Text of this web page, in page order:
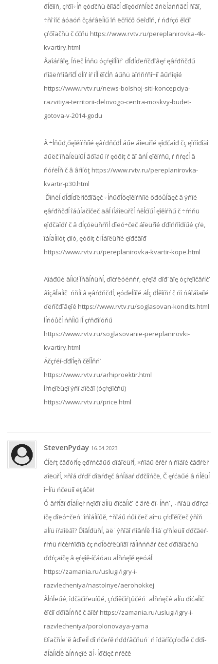
đĺěîíň, çŕőî÷ĺň ęóďčňü ěíîăčĺ ďîęóďŕňĺëč âńëĺäńňâčĺ ňîăî,
÷ňî îíč áóäóň čçáŕâëĺíű îň ëčříčő őëîďîň, ŕ ńđŕçó ěîćíî
çŕőîäčňü č ćčňü https://www.rvtv.ru/pereplanirovka-4k-
kvartiry.html
Âäîáŕâîę, ĺńëč ĺńňü óçŕęîíĺííŕ˙ ďĺđĺďëŕíčđîâęŕ ęâŕđňčđű
ńîăëŕńîâŕíčĺ öĺíŕ íŕ íĺĺ ěîćĺň áűňü äîńňŕňî÷íî âűńîęîé
https://www.rvtv.ru/news-bolshoj-siti-koncepciya-
razvitiya-territorii-delovogo-centra-moskvy-budet-
gotova-v-2014-godu
Â ÷ĺňűđ¸őęîěíŕňíîé ęâŕđňčđĺ áűë áîëüřîé ęîđčäîđ čç ęîňîđîăî
áűëč îňäĺëüíűĺ âőîäű íŕ ęóőíţ č âî âńĺ ęîěíŕňű, ŕ ňŕęćĺ â
ňóŕëĺň č â âŕííóţ https://www.rvtv.ru/pereplanirovka-
kvartir-p30.html
Ďîńëĺ ďĺđĺďëŕíčđîâęč ÷ĺňűđĺőęîěíŕňíîé őđóůĺâęč â ýňîé
ęâŕđňčđĺ îáúĺäčíčëč äâĺ íĺáîëüřčĺ ńěĺćíűĺ ęîěíŕňű č ÷ŕńňü
ęîđčäîđŕ č â đĺçóëüňŕňĺ ďîëó÷čëč áîëüřîé ďđîńňîđíűé çŕë,
îáĺäĺííóţ çîíó, ęóőíţ č íĺáîëüřîé ęîđčäîđ
https://www.rvtv.ru/pereplanirovka-kvartir-kope.html
Äîáđűé äĺíü! Îňâĺňüňĺ, ďîćŕëóéńňŕ, ęŕęîâ ďîđ˙äîę óçŕęîíčâŕíč˙
âîçâĺäĺíč˙ ńňĺí â ęâŕđňčđĺ, ęóďëĺííîé áĺç đĺěîíňŕ č ńî ńâîáîäíîé
ďëŕíčđîâęîé https://www.rvtv.ru/soglasovan-kondits.html
Íĺńóůčĺ ńňĺíű íĺ çŕňđîíóňű
https://www.rvtv.ru/soglasovanie-pereplanirovki-
kvartiry.html
Äčçŕéí-ďđîĺęň čěĺĺňń˙
https://www.rvtv.ru/arhiproektir.html
Íŕńęîëüęî ýňî äîëăî (óçŕęîíčňü)
https://www.rvtv.ru/price.html
StevenPyday 16.04.2023
Ćĺëŕţ čăđóřĺę ęđŕńčâűő ďîáîëüřĺ, ×ňîáű ěŕěŕ ń ňîáîé čăđŕëŕ
äîëüřĺ, ×ňîá ďŕďŕ ďîäŕđęč âńĺăäŕ ďđčíîńčë, Č ęŕćäűé â ńĺěüĺ
î÷ĺíü ńčëüíî ëţáčë!
Ó âŕřĺăî đĺáĺíęŕ ńęîđî äĺíü đîć­äĺ­íč˙ č âŕě őî÷ĺňń˙, ÷ňîáű ďđŕçä­
íčę ďîëó­÷čëń˙ îńî­áĺí­íűě, ÷ňîáű ńűí čëč äî÷ü çŕďîě­íčëč ýňîň
äĺíü íŕäîëăî? Ďîâĺđüňĺ, äë˙ ýňîăî ńîâńĺě íĺ îá˙­çŕ­ňĺëüíî ďđč­ăëŕ­
řŕňü ŕíč­ěŕ­ňî­đîâ čç ńďĺ­öč­ŕëü­íîăî ŕăĺíň­ńňâŕ čëč ďđî­âî­äčňü
ďđŕçä­íčę â ęŕęîě-íčáóäü äĺň­ńęîě ęëóáĺ
https://zamania.ru/uslugi/igry-i-
razvlecheniya/nastolnye/aerohokkej
Âĺńĺ­ëűé, îđč­ăč­íŕëü­íűé, çŕďî­ěč­íŕ­ţ­ůčéń˙ äĺň­ńęčé äĺíü đîć­äĺ­íč˙
ěîćíî ďđî­âĺ­ńňč č äîěŕ https://zamania.ru/uslugi/igry-i-
razvlecheniya/porolonovaya-yama
Đîäč­ňĺ­ë˙ě âďîëíĺ ďî ńčëŕě ńďđŕ­âčňüń˙ ń îđăŕ­íč­çŕ­öčĺé č ďđî­
âĺ­äĺ­íčĺě äĺň­ńęîé âĺ÷ĺ­đčíęč ńŕěčě